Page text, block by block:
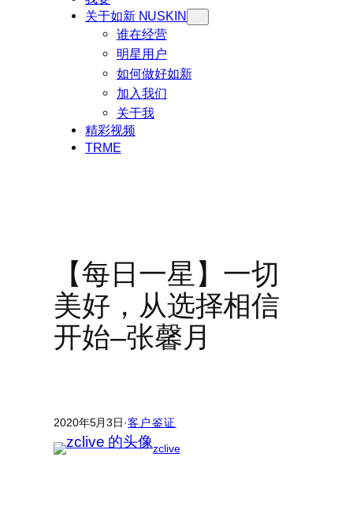
关于如新 NUSKIN
谁在经营
明星用户
如何做好如新
加入我们
关于我
精彩视频
TRME
【每日一星】一切
美好，从选择相信
开始–张馨月
2020年5月3日·客户鉴证
zclive